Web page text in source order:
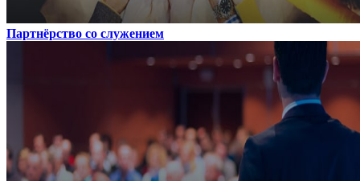
Партнёрство со служением